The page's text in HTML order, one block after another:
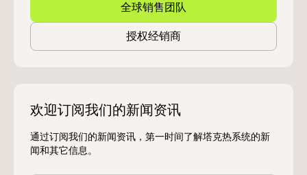
全球销售团队
授权经销商
欢迎订阅我们的新闻资讯
通过订阅我们的新闻资讯，第一时间了解塔克热系统的新
闻和其它信息。